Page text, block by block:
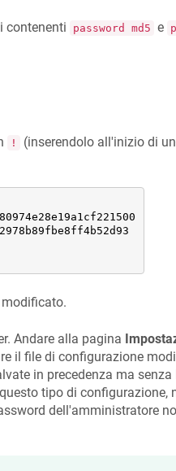
contenenti password md5 e
!
(inserendolo all'inizio di
Andare alla pagina
il file di configurazione
in precedenza ma
tipo di configurazione,
dell'amministratore